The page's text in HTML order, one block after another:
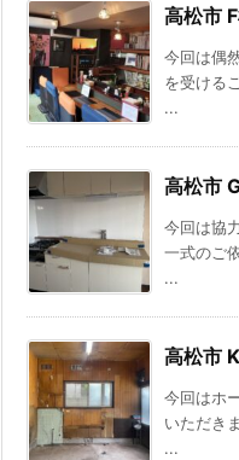
高松市
今回は偶
を受ける
...
高松市
今回は協
一式のご
...
高松市
今回はホ
いただき
...